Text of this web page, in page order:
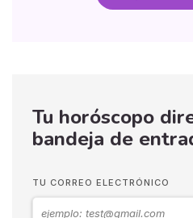
Tu horóscopo
bandeja de
TU CORREO ELECTRÓNICO